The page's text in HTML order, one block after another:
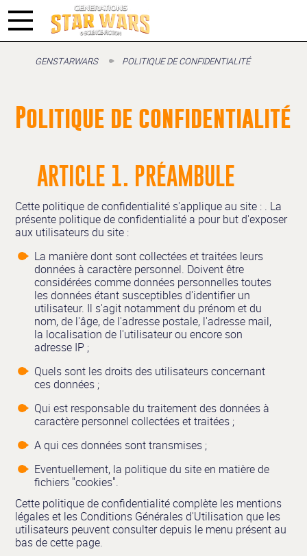
GENSTARWARS POLITIQUE DE CONFIDENTIALITÉ
Politique de confidentialité
ARTICLE 1. PRÉAMBULE
Cette politique de confidentialité s'applique au site : . La
présente politique de confidentialité a pour but d'exposer
aux utilisateurs du site :
La manière dont sont collectées et traitées leurs
données à caractère personnel. Doivent être
considérées comme données personnelles toutes
les données étant susceptibles d'identifier un
utilisateur. Il s'agit notamment du prénom et du
nom, de l'âge, de l'adresse postale, l'adresse mail,
la localisation de l'utilisateur ou encore son
adresse IP ;
Quels sont les droits des utilisateurs concernant
ces données ;
Qui est responsable du traitement des données à
caractère personnel collectées et traitées ;
A qui ces données sont transmises ;
Eventuellement, la politique du site en matière de
fichiers "cookies".
Cette politique de confidentialité complète les mentions
légales et les Conditions Générales d'Utilisation que les
utilisateurs peuvent consulter depuis le menu présent au
bas de cette page.